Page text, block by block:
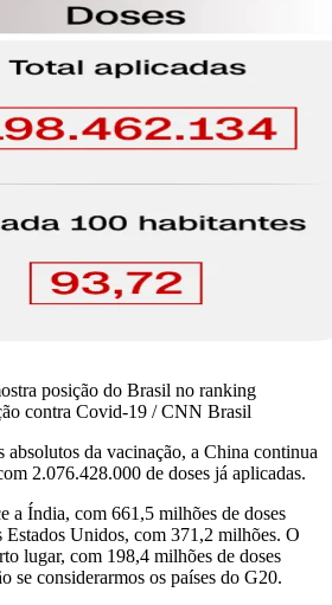
posição do Brasil no ranking
contra Covid-19 / CNN Brasil
absolutos da vacinação, a China continua
2.076.428.000 de doses já aplicadas.
a Índia, com 661,5 milhões de doses
Estados Unidos, com 371,2 milhões. O
lugar, com 198,4 milhões de doses
se considerarmos os países do G20.